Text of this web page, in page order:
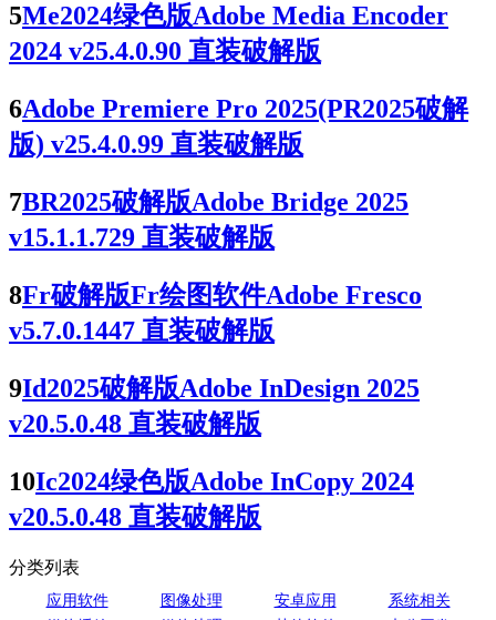
5Me2024绿色版Adobe Media Encoder
2024 v25.4.0.90 直装破解版
6Adobe Premiere Pro 2025(PR2025破解
版) v25.4.0.99 直装破解版
7BR2025破解版Adobe Bridge 2025
v15.1.1.729 直装破解版
8Fr破解版Fr绘图软件Adobe Fresco
v5.7.0.1447 直装破解版
9Id2025破解版Adobe InDesign 2025
v20.5.0.48 直装破解版
10Ic2024绿色版Adobe InCopy 2024
v20.5.0.48 直装破解版
分类列表
应用软件 图像处理 安卓应用
系统相关